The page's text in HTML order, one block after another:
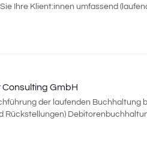
Ihre Klient:innen umfassend
GmbH
der laufenden Buchhaltung
Rückstellungen)